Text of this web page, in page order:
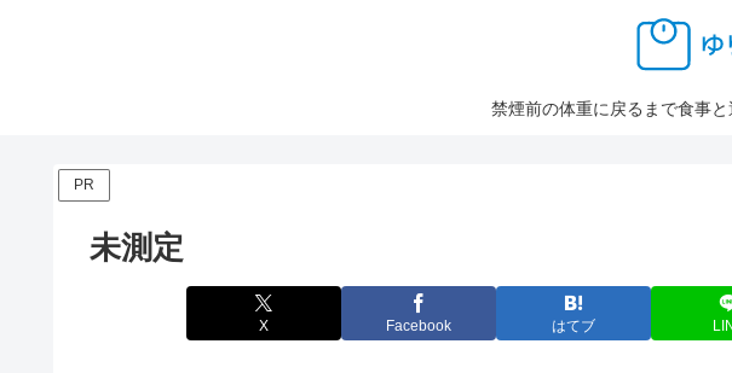
禁煙前の体重に戻るまで食事
PR
未測定
X Facebook はてブ